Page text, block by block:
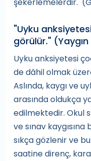
şekerlemelerdir.
"Uyku
görülür." (Yaygın
Uyku anksiyetesi
de dâhil olmak
Aslında, kaygı ve
arasında oldukça
edilmektedir. Okul
ve sınav
sıkça gözlenir ve
saatine direnç,